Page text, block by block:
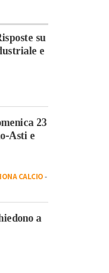
su
e
23
Asti e
CALCIO-
a